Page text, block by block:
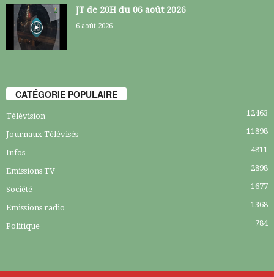
JT de 20H du 06 août 2026
6 août 2026
CATÉGORIE POPULAIRE
Télévision 12463
Journaux Télévisés 11898
Infos 4811
Emissions TV 2898
Société 1677
Emissions radio 1368
Politique 784